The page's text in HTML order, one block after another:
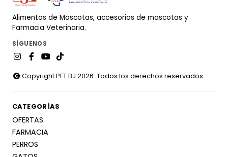
Alimentos de Mascotas, accesorios de mascotas y
Farmacia Veterinaria.
SÍGUENOS
Copyright PET BJ 2026. Todos los derechos reservados.
CATEGORÍAS
OFERTAS
FARMACIA
PERROS